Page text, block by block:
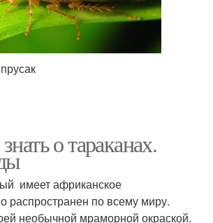
о тараканах.
имеет африканское
распространен по всему миру.
необычной мраморной окраской.